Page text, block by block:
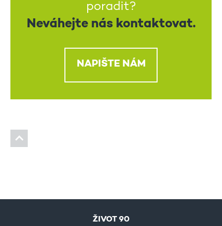
poradit?
Neváhejte nás kontaktovat.
NAPIŠTE NÁM
ŽIVOT 90